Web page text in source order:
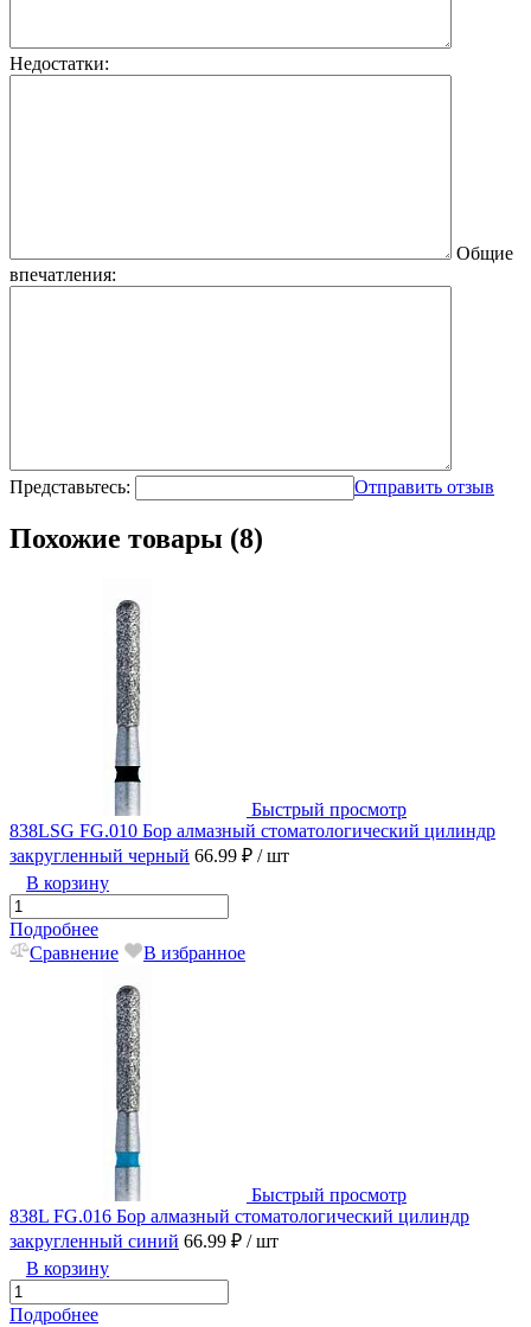
Недостатки:
Общие
впечатления:
Представьтесь: Отправить отзыв
Похожие товары (8)
Быстрый просмотр
838LSG FG.010 Бор алмазный стоматологический цилиндр
закругленный черный 66.99 ₽ / шт
В корзину
Подробнее
Сравнение
В избранное
Быстрый просмотр
838L FG.016 Бор алмазный стоматологический цилиндр
закругленный синий 66.99 ₽ / шт
В корзину
Подробнее